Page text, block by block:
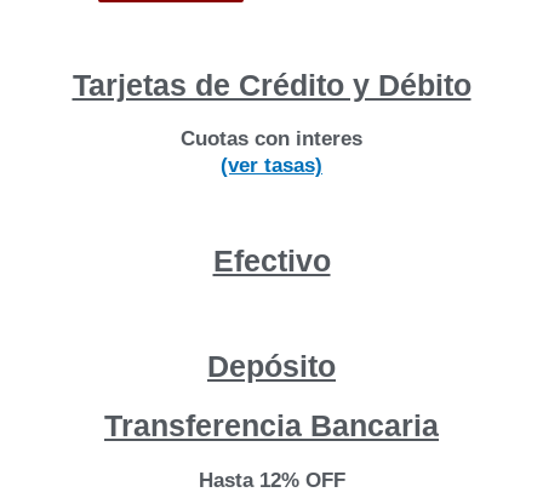
Tarjetas de Crédito y Débito
Cuotas con interes
(ver tasas)
Efectivo
Depósito
Transferencia Bancaria
Hasta 12% OFF